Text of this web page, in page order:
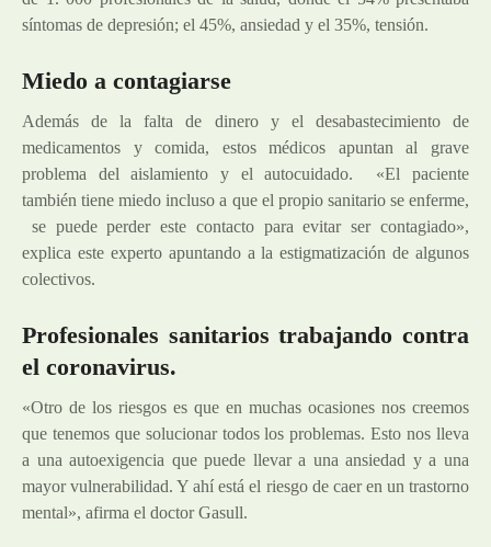
síntomas de depresión; el 45%, ansiedad y el 35%, tensión.
Miedo a contagiarse
Además de la falta de dinero y el desabastecimiento de
medicamentos y comida, estos médicos apuntan al grave
problema del aislamiento y el autocuidado. «El paciente
también tiene miedo incluso a que el propio sanitario se enferme,
se puede perder este contacto para evitar ser contagiado»,
explica este experto apuntando a la estigmatización de algunos
colectivos.
Profesionales sanitarios trabajando contra
el coronavirus.
«Otro de los riesgos es que en muchas ocasiones nos creemos
que tenemos que solucionar todos los problemas. Esto nos lleva
a una autoexigencia que puede llevar a una ansiedad y a una
mayor vulnerabilidad. Y ahí está el riesgo de caer en un trastorno
mental», afirma el doctor Gasull.